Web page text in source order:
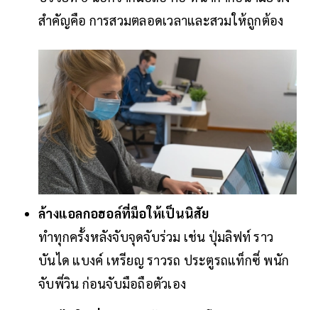
สำคัญคือ การสวมตลอดเวลาและสวมให้ถูกต้อง
ล้างแอลกอฮอล์ที่มือให้เป็นนิสัย
ทำทุกครั้งหลังจับจุดจับร่วม เช่น ปุ่มลิฟท์ ราว
บันได แบงค์ เหรียญ ราวรถ ประตูรถแท็กซี่ พนัก
จับพี่วิน ก่อนจับมือถือตัวเอง